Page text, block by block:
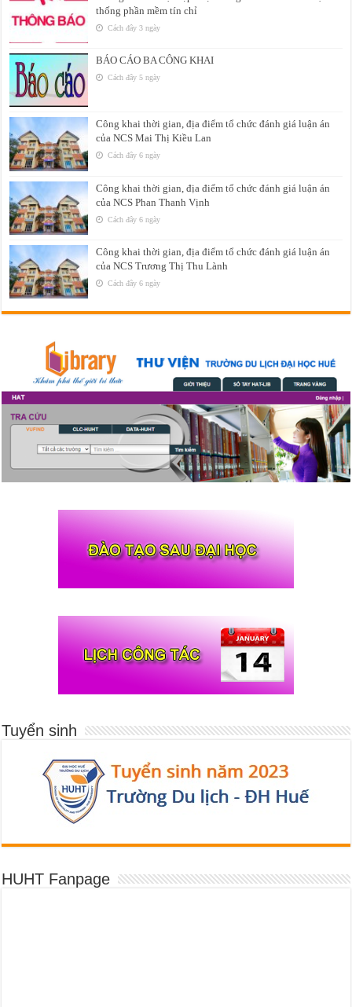
thống phần mềm tín chỉ
Cách đây 3 ngày
BÁO CÁO BA CÔNG KHAI
Cách đây 5 ngày
Công khai thời gian, địa điểm tổ chức đánh giá luận án
của NCS Mai Thị Kiều Lan
Cách đây 6 ngày
Công khai thời gian, địa điểm tổ chức đánh giá luận án
của NCS Phan Thanh Vịnh
Cách đây 6 ngày
Công khai thời gian, địa điểm tổ chức đánh giá luận án
của NCS Trương Thị Thu Lành
Cách đây 6 ngày
Tuyển sinh
HUHT Fanpage